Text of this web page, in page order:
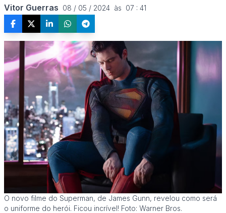
Vitor Guerras 08 / 05 / 2024  às  07 : 41
O novo filme do Superman, de James Gunn, revelou como será
o uniforme do herói. Ficou incrível! Foto: Warner Bros.